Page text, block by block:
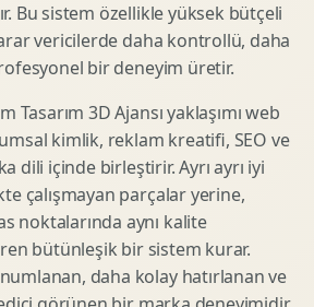
Bu sistem özellikle yüksek bütçeli
vericilerde daha kontrollü, daha
bir deneyim üretir.
Tasarım 3D Ajansı yaklaşımı web
kimlik, reklam kreatifi, SEO ve
dili içinde birleştirir. Ayrı ayrı iyi
çalışmayan parçalar yerine,
noktalarında aynı kalite
bütünleşik bir sistem kurar.
daha kolay hatırlanan ve